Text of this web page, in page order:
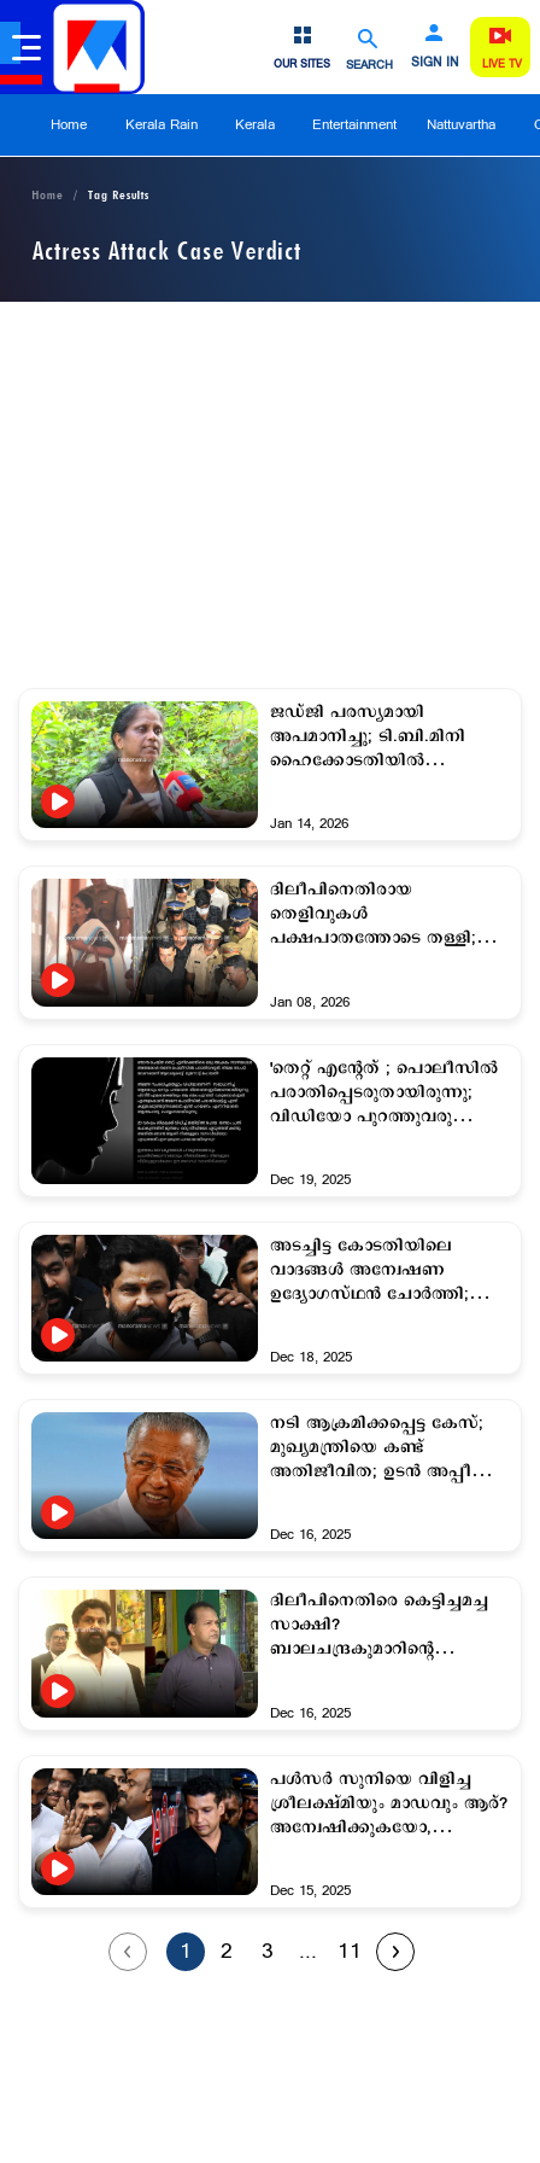
SEARCH SIGN IN
OUR SITES LIVE TV
Home Kerala Rain Kerala Entertainment Nattuvartha
Home Tag Results
Actress Attack Case Verdict
ജഡ്ജി പരസ്യമായി
അപമാനിച്ചു; ടി.ബി.മിനി
ഹൈക്കോടതിയില്‍
Jan 14, 2026
ദിലീപിനെതിരായ
തെളിവുകൾ
പക്ഷപാതത്തോടെ തള്ളി;
Jan 08, 2026
'തെറ്റ് എന്‍റേത് ; പൊലീസില്‍
പരാതിപ്പെടരുതായിരുന്നു;
വിഡിയോ പുറത്തുവരുമ്പോള്‍
Dec 19, 2025
അടച്ചിട്ട കോടതിയിലെ
വാദങ്ങള്‍ അന്വേഷണ
ഉദ്യോഗസ്ഥന്‍ ചോര്‍ത്തി;
Dec 18, 2025
നടി ആക്രമിക്കപ്പെട്ട കേസ്;
മുഖ്യമന്ത്രിയെ കണ്ട്
അതിജീവിത; ഉടന്‍ അപ്പീൽ
Dec 16, 2025
ദിലീപിനെതിരെ കെട്ടിച്ചമച്ച
സാക്ഷി?
ബാലചന്ദ്രകുമാറിന്‍റെ
Dec 16, 2025
പൾസർ സുനിയെ വിളിച്ച
ശ്രീലക്ഷ്മിയും മാഡവും ആര്?
അന്വേഷിക്കുകയോ,
Dec 15, 2025
1 2 3 ... 11